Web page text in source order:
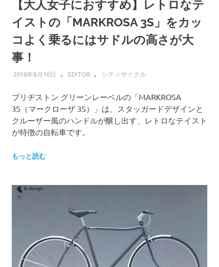
【大人女子におすすめ】レトロなテ
イストの「MARKROSA 3S」をカッ
コよく乗るにはサドルの高さが大
事！
2018年8月10日 EDITOR シティサイクル
ブリヂストン グリーンレーベルの「MARKROSA
3S（マークローザ 3S）」は、スタッガードデザインと
クルーザー風のハンドルが醸し出す、レトロなテイスト
が特徴の自転車です。
もっと読む